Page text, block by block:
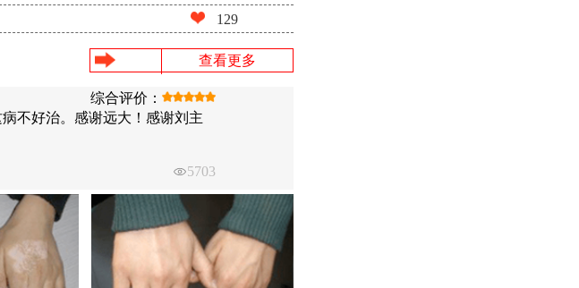
129
查看更多
综合评价：
不好治。感谢远大！感谢刘主
5703